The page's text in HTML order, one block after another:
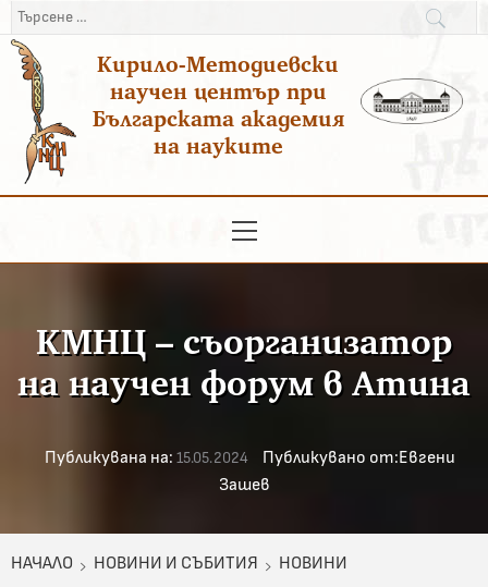
Преминаване
към
съдържанието
Търсене
за:
Кирило-Методиевски
научен център при
Българската академия
на науките
меню
КМНЦ – съорганизатор
на научен форум в Атина
Публикувана на: 15.05.2024 Публикувано от:Евгени
Зашев
НАЧАЛО НОВИНИ И СЪБИТИЯ НОВИНИ